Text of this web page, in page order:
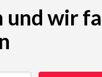
wir